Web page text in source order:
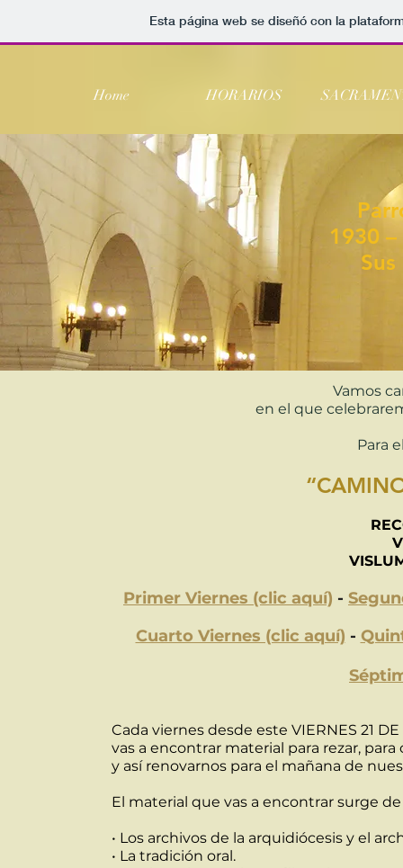
Esta página web se diseñó con la
Home HORARIOS
1930
Vamos
en el que
Para
Primer Viernes (clic aquí) - Seg
Cuarto Viernes (clic aquí) -
Cada viernes desde este VIERNES 21
vas a encontrar material para rezar,
y así renovarnos para el mañana de
El material que vas a encontrar surge
• Los archivos de la arquidiócesis y el
• La tradición oral.